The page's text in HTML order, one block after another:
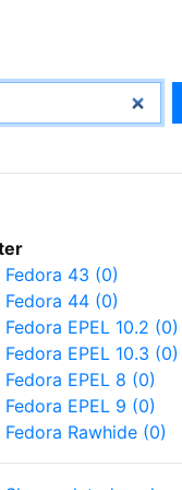
Fedora 43 (0)
Fedora 44 (0)
Fedora EPEL 10.2 (0)
Fedora EPEL 10.3 (0)
Fedora EPEL 8 (0)
Fedora EPEL 9 (0)
Fedora Rawhide (0)